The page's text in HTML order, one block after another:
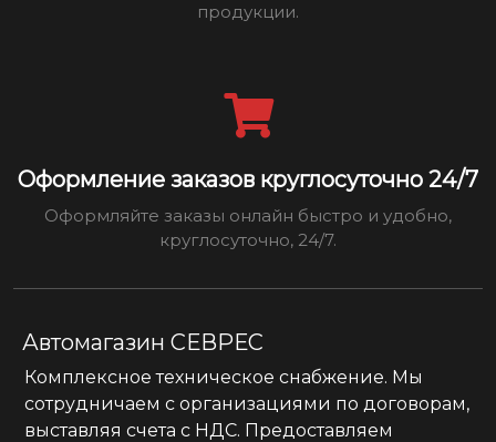
продукции.
Оформление заказов круглосуточно 24/7
Оформляйте заказы онлайн быстро и удобно,
круглосуточно, 24/7.
Автомагазин СЕВРЕС
Комплексное техническое снабжение. Мы
сотрудничаем с организациями по договорам,
выставляя счета с НДС. Предоставляем